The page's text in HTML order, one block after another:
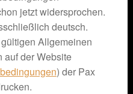
jetzt widersprochen.
deutsch.
Allgemeinen
auf der Website
) der Pax